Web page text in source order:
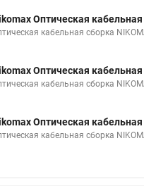
Оптическая
кабельная сборка
Оптическая
кабельная сборка
Оптическая
кабельная сборка